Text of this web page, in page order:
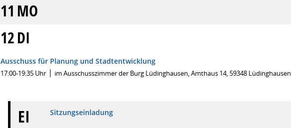
11 MO
12DI
Ausschuss für Planung und Stadtentwicklung
17:00-19:35 Uhr im Ausschusszimmer der Burg Lüdinghausen, Amthaus 14, 59348 Lüdinghausen
EI Sitzungseinladung